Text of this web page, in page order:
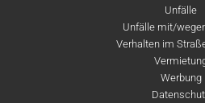
Unfälle
Unfälle mit/
Verhalten im
Werbung